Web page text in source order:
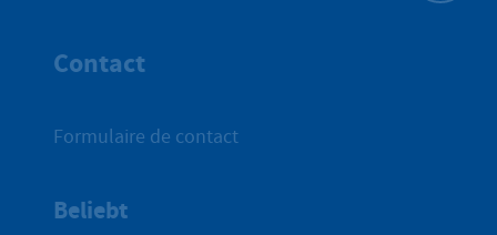
Contact
Formulaire de contact
Beliebt